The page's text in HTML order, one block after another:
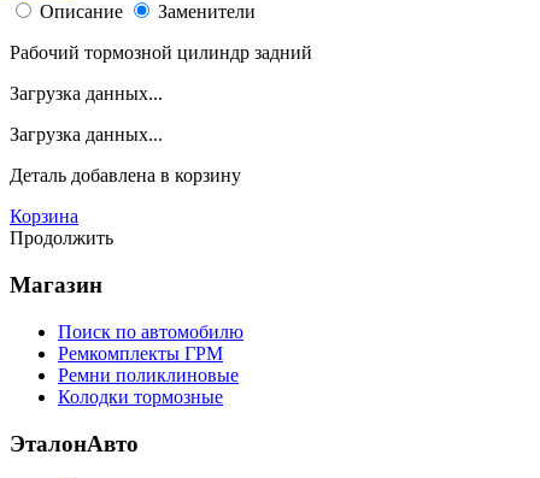
Описание
Заменители
Рабочий тормозной цилиндр задний
Загрузка данных...
Загрузка данных...
Деталь добавлена в корзину
Корзина
Продолжить
Магазин
Поиск по автомобилю
Ремкомплекты ГРМ
Ремни поликлиновые
Колодки тормозные
ЭталонАвто